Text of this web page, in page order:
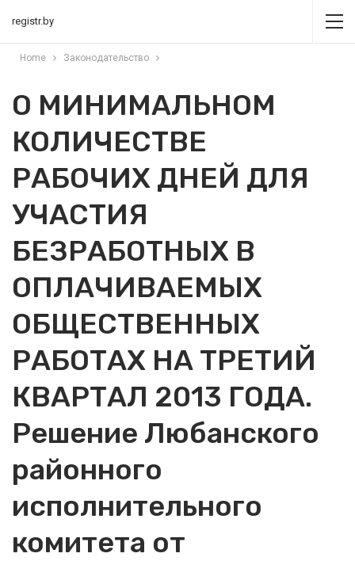
registr.by
Home Законодательство
О МИНИМАЛЬНОМ
КОЛИЧЕСТВЕ
РАБОЧИХ ДНЕЙ ДЛЯ
УЧАСТИЯ
БЕЗРАБОТНЫХ В
ОПЛАЧИВАЕМЫХ
ОБЩЕСТВЕННЫХ
РАБОТАХ НА ТРЕТИЙ
КВАРТАЛ 2013 ГОДА.
Решение Любанского
районного
исполнительного
комитета от